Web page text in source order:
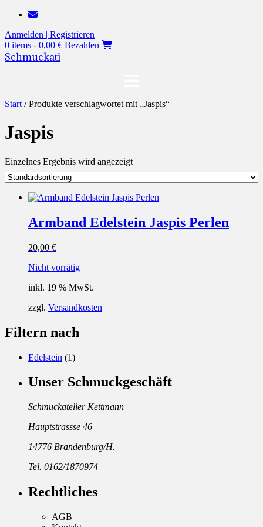
Zum
springen
Anmelden | Registrieren
0 items - 0,00 € Bezahlen
Schmuckati
Start / Produkte verschlagwortet mit „Jaspis“
Jaspis
Einzelnes Ergebnis wird angezeigt
Armband Edelstein Jaspis Perlen
20,00 €
Nicht vorrätig
inkl. 19 % MwSt.
zzgl. Versandkosten
Filtern nach
Edelstein (1)
Unser Schmuckgeschäft
Schmuckatelier Kettmann
Hauptstrassse 46
14776 Brandenburg/H.
Tel. 0162/1870974
Rechtliches
AGB